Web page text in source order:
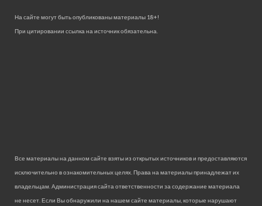
На сайте могут быть опубликованы материалы 18+!
При цитировании ссылка на источник обязательна.
Все материалы на данном сайте взяты из открытых источников и предоставляются
исключительно в ознакомительных целях. Права на материалы принадлежат их
владельцам. Администрация сайта ответственности за содержание материала
не несет. Если Вы обнаружили на нашем сайте материалы, которые нарушают